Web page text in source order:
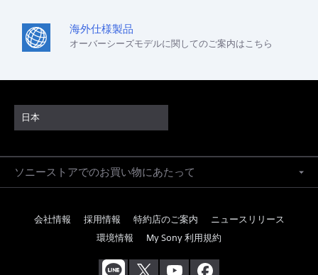
海外仕様製品
オーバーシーズモデルに関してのご案内はこちら
日本
ソニーストアでのお買い物にあたって
会社情報 採用情報 特約店のご案内
ニュースリリース
環境情報
My Sony 利用規約